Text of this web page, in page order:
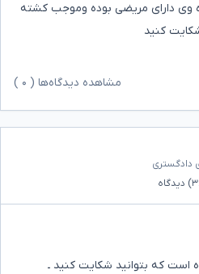
وی دارای مریضی بوده وموجب کشته
کنید
مشاهده دیدگاه‌ها ( ۰
دادگستری
دیدگاه
است که بتوانید شکایت کنید ـ